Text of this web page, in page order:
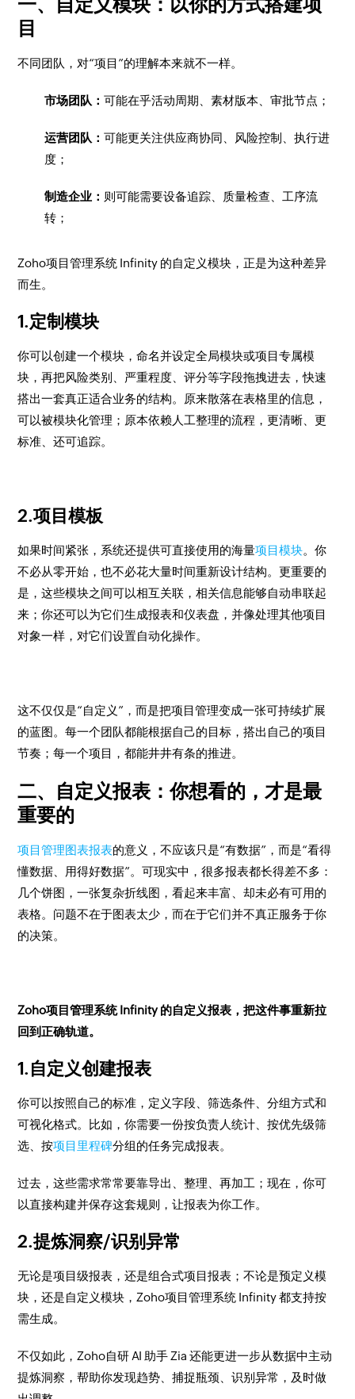
一、自定义模块：以你的方式搭建项
目
不同团队，对“项目”的理解本来就不一样。
市场团队：可能在乎活动周期、素材版本、审批节点；
运营团队：可能更关注供应商协同、风险控制、执行进
度；
制造企业： 则可能需要设备追踪、质量检查、工序流
转；
Zoho项目管理系统 Infinity 的自定义模块，正是为这种差异
而生。
1.定制模块
你可以创建一个模块，命名并设定全局模块或项目专属模
块，再把风险类别、严重程度、评分等字段拖拽进去，快速
搭出一套真正适合业务的结构。原来散落在表格里的信息，
可以被模块化管理；原本依赖人工整理的流程，更清晰、更
标准、还可追踪。
2.项目模板
如果时间紧张，系统还提供可直接使用的海量项目模块。你
不必从零开始，也不必花大量时间重新设计结构。更重要的
是，这些模块之间可以相互关联，相关信息能够自动串联起
来；你还可以为它们生成报表和仪表盘，并像处理其他项目
对象一样，对它们设置自动化操作。
这不仅仅是“自定义”，而是把项目管理变成一张可持续扩展
的蓝图。每一个团队都能根据自己的目标，搭出自己的项目
节奏；每一个项目，都能井井有条的推进。
二、自定义报表：你想看的，才是最
重要的
项目管理图表报表的意义，不应该只是“有数据”，而是“看得
懂数据、用得好数据”。可现实中，很多报表都长得差不多：
几个饼图，一张复杂折线图，看起来丰富、却未必有可用的
表格。问题不在于图表太少，而在于它们并不真正服务于你
的决策。
Zoho项目管理系统 Infinity 的自定义报表，把这件事重新拉
回到正确轨道。
1.自定义创建报表
你可以按照自己的标准，定义字段、筛选条件、分组方式和
可视化格式。比如，你需要一份按负责人统计、按优先级筛
选、按项目里程碑分组的任务完成报表。
过去，这些需求常常要靠导出、整理、再加工；现在，你可
以直接构建并保存这套规则，让报表为你工作。
2.提炼洞察/识别异常
无论是项目级报表，还是组合式项目报表；不论是预定义模
块，还是自定义模块，Zoho项目管理系统 Infinity 都支持按
需生成。
不仅如此，Zoho自研 AI 助手 Zia 还能更进一步从数据中主动
提炼洞察，帮助你发现趋势、捕捉瓶颈、识别异常，及时做